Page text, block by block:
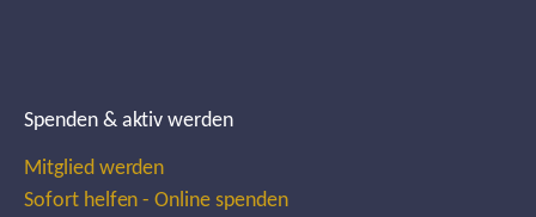
Spenden & aktiv werden
Mitglied werden
Sofort helfen - Online spenden